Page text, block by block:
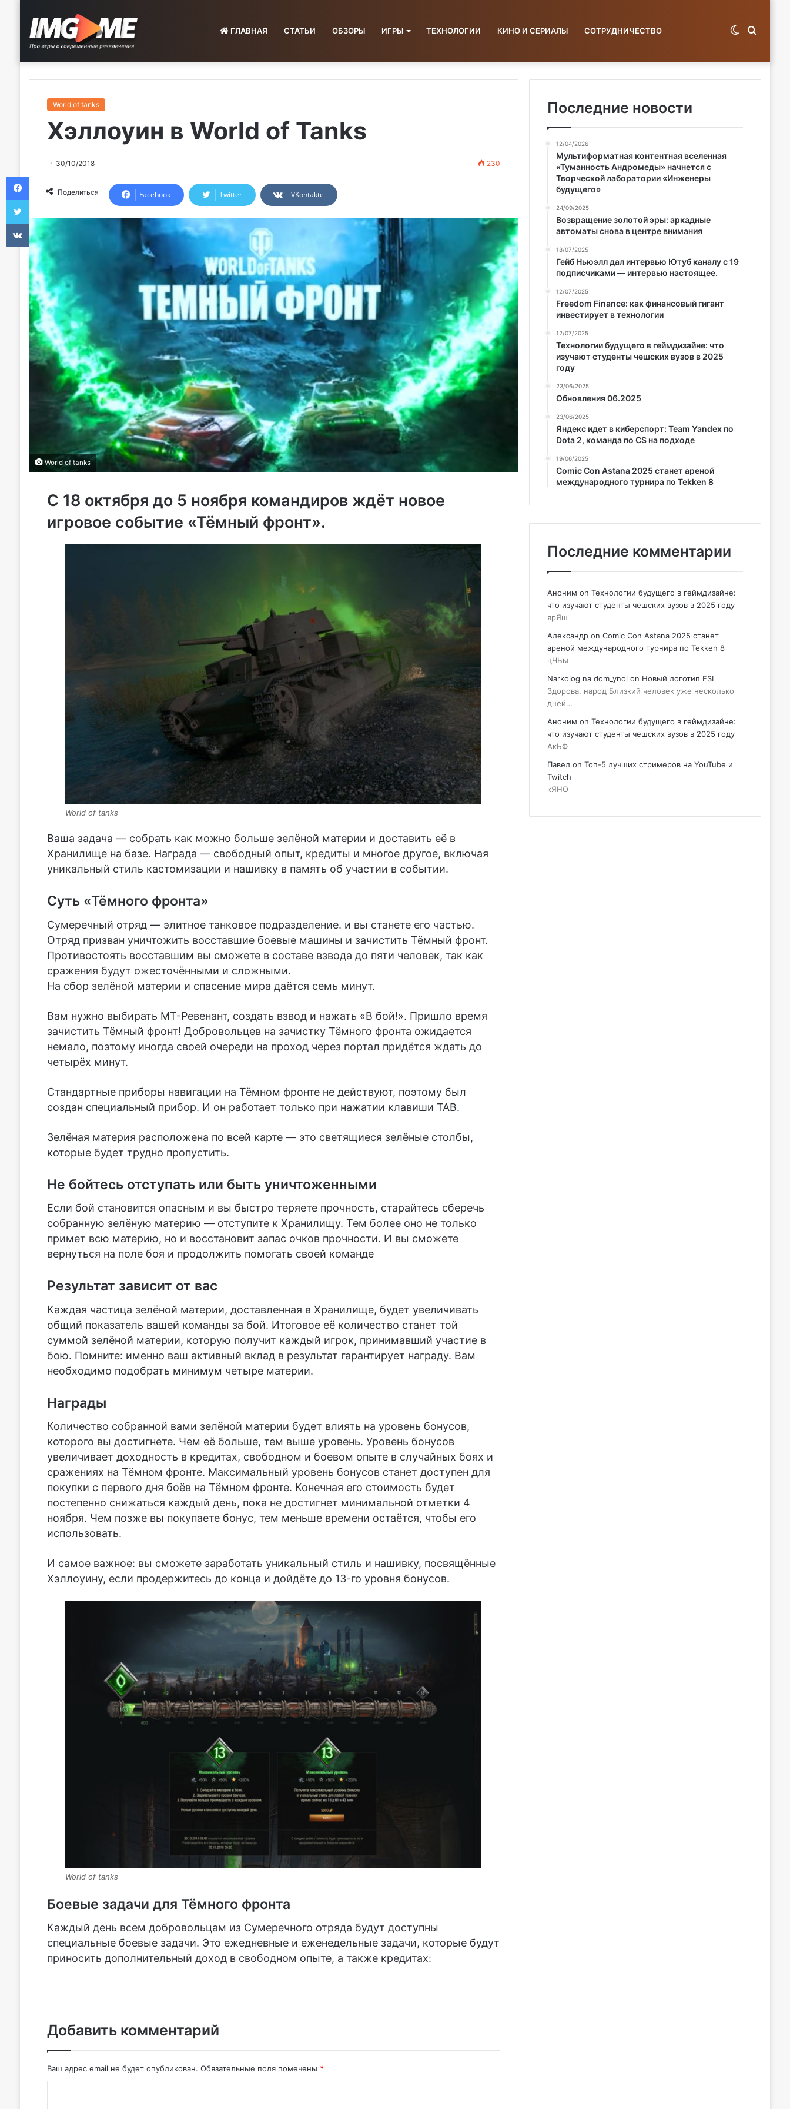
ГЛАВНАЯ СТАТЬИ ОБЗОРЫ ИГРЫ ТЕХНОЛОГИИ КИНО И СЕРИАЛЫ СОТРУДНИЧЕСТВО Switch
World of tanks
Хэллоуин в World of Tanks
30/10/2018 230
Поделиться Facebook Twitter VKontakte
World of tanks
С 18 октября до 5 ноября командиров ждёт новое
игровое событие «Тёмный фронт».
World of tanks
Ваша задача — собрать как можно больше зелёной материи и доставить её в
Хранилище на базе. Награда — свободный опыт, кредиты и многое другое, включая
уникальный стиль кастомизации и нашивку в память об участии в событии.
Суть «Тёмного фронта»
Сумеречный отряд — элитное танковое подразделение. и вы станете его частью.
Отряд призван уничтожить восставшие боевые машины и зачистить Тёмный фронт.
Противостоять восставшим вы сможете в составе взвода до пяти человек, так как
сражения будут ожесточёнными и сложными.
На сбор зелёной материи и спасение мира даётся семь минут.
Вам нужно выбирать МТ-Ревенант, создать взвод и нажать «В бой!». Пришло время
зачистить Тёмный фронт! Добровольцев на зачистку Тёмного фронта ожидается
немало, поэтому иногда своей очереди на проход через портал придётся ждать до
четырёх минут.
Стандартные приборы навигации на Тёмном фронте не действуют, поэтому был
создан специальный прибор. И он работает только при нажатии клавиши TAB.
Зелёная материя расположена по всей карте — это светящиеся зелёные столбы,
которые будет трудно пропустить.
Не бойтесь отступать или быть уничтоженными
Если бой становится опасным и вы быстро теряете прочность, старайтесь сберечь
собранную зелёную материю — отступите к Хранилищу. Тем более оно не только
примет всю материю, но и восстановит запас очков прочности. И вы сможете
вернуться на поле боя и продолжить помогать своей команде
Результат зависит от вас
Каждая частица зелёной материи, доставленная в Хранилище, будет увеличивать
общий показатель вашей команды за бой. Итоговое её количество станет той
суммой зелёной материи, которую получит каждый игрок, принимавший участие в
бою. Помните: именно ваш активный вклад в результат гарантирует награду. Вам
необходимо подобрать минимум четыре материи.
Награды
Количество собранной вами зелёной материи будет влиять на уровень бонусов,
которого вы достигнете. Чем её больше, тем выше уровень. Уровень бонусов
увеличивает доходность в кредитах, свободном и боевом опыте в случайных боях и
сражениях на Тёмном фронте. Максимальный уровень бонусов станет доступен для
покупки с первого дня боёв на Тёмном фронте. Конечная его стоимость будет
постепенно снижаться каждый день, пока не достигнет минимальной отметки 4
ноября. Чем позже вы покупаете бонус, тем меньше времени остаётся, чтобы его
использовать.
И самое важное: вы сможете заработать уникальный стиль и нашивку, посвящённые
Хэллоуину, если продержитесь до конца и дойдёте до 13-го уровня бонусов.
World of tanks
Боевые задачи для Тёмного фронта
Каждый день всем добровольцам из Сумеречного отряда будут доступны
специальные боевые задачи. Это ежедневные и еженедельные задачи, которые будут
приносить дополнительный доход в свободном опыте, а также кредитах:
Добавить комментарий
Ваш адрес email не будет опубликован. Обязательные поля помечены *
Последние новости
12/04/2026
Мультиформатная контентная вселенная
«Туманность Андромеды» начнется с
Творческой лаборатории «Инженеры
будущего»
24/09/2025
Возвращение золотой эры: аркадные
автоматы снова в центре внимания
18/07/2025
Гейб Ньюэлл дал интервью Ютуб каналу с 19
подписчиками — интервью настоящее.
12/07/2025
Freedom Finance: как финансовый гигант
инвестирует в технологии
12/07/2025
Технологии будущего в геймдизайне: что
изучают студенты чешских вузов в 2025
году
23/06/2025
Обновления 06.2025
23/06/2025
Яндекс идет в киберспорт: Team Yandex по
Dota 2, команда по CS на подходе
19/06/2025
Comic Con Astana 2025 станет ареной
международного турнира по Tekken 8
Последние комментарии
Аноним on Технологии будущего в геймдизайне:
что изучают студенты чешских вузов в 2025 году
ярЯш
Александр on Comic Con Astana 2025 станет
ареной международного турнира по Tekken 8
цЧЬы
Narkolog na dom_ynol on Новый логотип ESL
Здорова, народ Близкий человек уже несколько
дней…
Аноним on Технологии будущего в геймдизайне:
что изучают студенты чешских вузов в 2025 году
АкЬФ
Павел on Топ-5 лучших стримеров на YouTube и
Twitch
кЯНО
VKontakte